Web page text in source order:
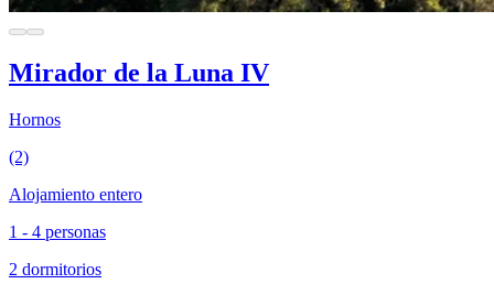
Mirador de la Luna IV
Hornos
(2)
Alojamiento entero
1 - 4 personas
2 dormitorios